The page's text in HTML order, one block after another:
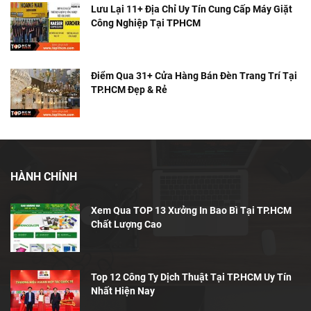
Lưu Lại 11+ Địa Chỉ Uy Tín Cung Cấp Máy Giặt
Công Nghiệp Tại TPHCM
Điểm Qua 31+ Cửa Hàng Bán Đèn Trang Trí Tại
TP.HCM Đẹp & Rẻ
HÀNH CHÍNH
Xem Qua TOP 13 Xưởng In Bao Bì Tại TP.HCM
Chất Lượng Cao
Top 12 Công Ty Dịch Thuật Tại TP.HCM Uy Tín
Nhất Hiện Nay